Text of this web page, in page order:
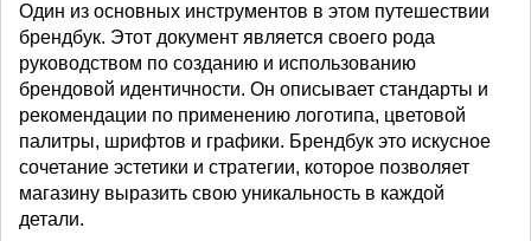
Один из основных инструментов в этом путешествии
брендбук. Этот документ является своего рода
руководством по созданию и использованию
брендовой идентичности. Он описывает стандарты и
рекомендации по применению логотипа, цветовой
палитры, шрифтов и графики. Брендбук это искусное
сочетание эстетики и стратегии, которое позволяет
магазину выразить свою уникальность в каждой
детали.